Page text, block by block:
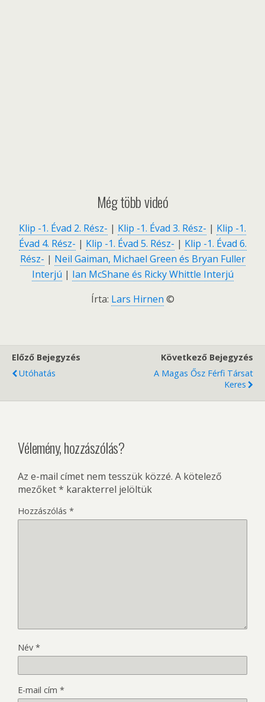
Még több videó
Klip -1. Évad 2. Rész- | Klip -1. Évad 3. Rész- | Klip -1.
Évad 4. Rész- | Klip -1. Évad 5. Rész- | Klip -1. Évad 6.
Rész- | Neil Gaiman, Michael Green és Bryan Fuller
Interjú | Ian McShane és Ricky Whittle Interjú
Írta: Lars Hirnen ©
Előző Bejegyzés
Utóhatás
Következő Bejegyzés
A Magas Ősz Férfi Társat
Keres
Vélemény, hozzászólás?
Az e-mail címet nem tesszük közzé. A kötelező
mezőket* karakterrel jelöltük
Hozzászólás *
Név *
E-mail cím *